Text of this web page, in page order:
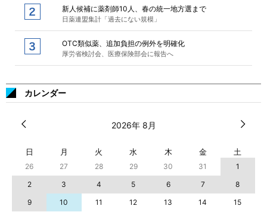
新人候補に薬剤師10人、春の統一地方選まで
日薬連盟集計「過去にない規模」
OTC類似薬、追加負担の例外を明確化
厚労省検討会、医療保険部会に報告へ
カレンダー
2026年 8月
日 月 火 水 木 金 土
26 27 28 29 30 31
1
2
3 4 5 6 7
8
9
10 11 12 13 14
15